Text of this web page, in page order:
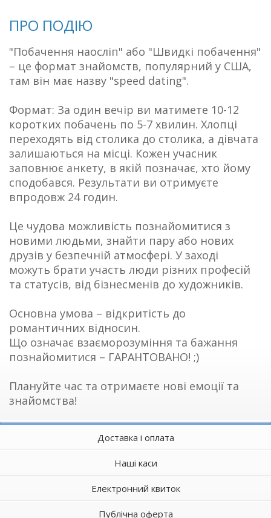
ПРО ПОДІЮ
"Побачення наосліп" або "Швидкі побачення"
– це формат знайомств, популярний у США,
там він має назву "speed dating".
Формат: За один вечір ви матимете 10-12
коротких побачень по 5-7 хвилин. Хлопці
переходять від столика до столика, а дівчата
залишаються на місці. Кожен учасник
заповнює анкету, в якій позначає, хто йому
сподобався. Результати ви отримуєте
впродовж 24 годин.
Це чудова можливість познайомитися з
новими людьми, знайти пару або нових
друзів у безпечній атмосфері. У заході
можуть брати участь люди різних професій
та статусів, від бізнесменів до художників.
Основна умова – відкритість до
романтичних відносин.
Що означає взаєморозуміння та бажання
познайомитися – ГАРАНТОВАНО! ;)
Плануйте час та отримаєте нові емоції та
знайомства!
Доставка і оплата
Наші каси
Електронний квиток
Публічна оферта